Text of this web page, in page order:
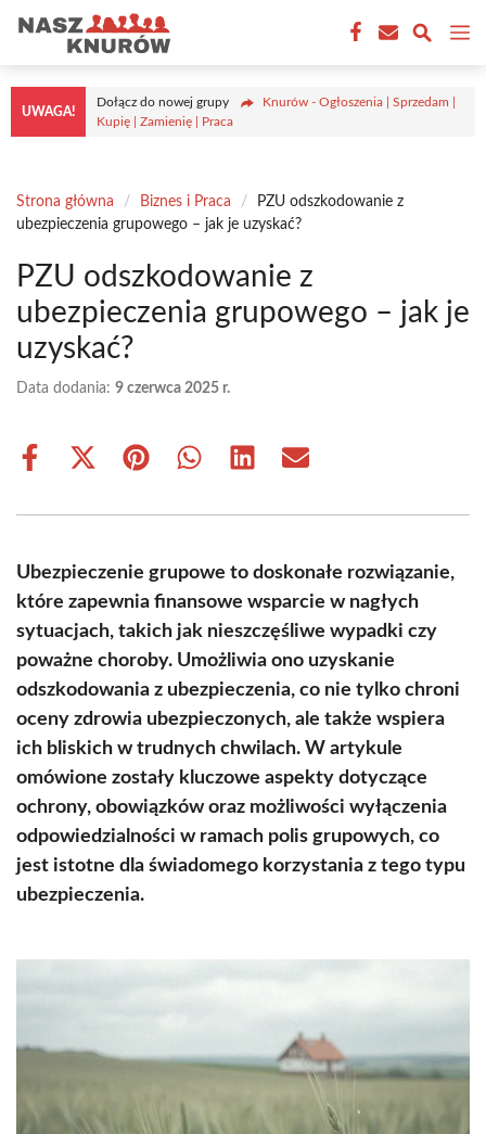
treści
UWAGA!
Dołącz do nowej grupy
Knurów - Ogłoszenia | Sprzedam |
Kupię | Zamienię | Praca
Strona główna / Biznes i Praca /
PZU odszkodowanie z
ubezpieczenia grupowego – jak je uzyskać?
PZU odszkodowanie z
ubezpieczenia grupowego – jak je
uzyskać?
Data dodania: 9 czerwca 2025 r.
Share
Share
(Twitter)
Share Share Share Share
Ubezpieczenie grupowe to doskonałe rozwiązanie,
które zapewnia finansowe wsparcie w nagłych
sytuacjach, takich jak nieszczęśliwe wypadki czy
poważne choroby. Umożliwia ono uzyskanie
odszkodowania z ubezpieczenia, co nie tylko chroni
oceny zdrowia ubezpieczonych, ale także wspiera
ich bliskich w trudnych chwilach. W artykule
omówione zostały kluczowe aspekty dotyczące
ochrony, obowiązków oraz możliwości wyłączenia
odpowiedzialności w ramach polis grupowych, co
jest istotne dla świadomego korzystania z tego typu
ubezpieczenia.